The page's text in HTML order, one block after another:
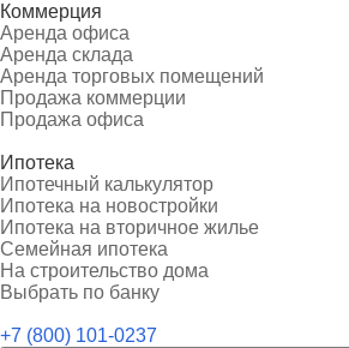
Коммерция
Аренда офиса
Аренда склада
Аренда торговых помещений
Продажа коммерции
Продажа офиса
Ипотека
Ипотечный калькулятор
Ипотека на новостройки
Ипотека на вторичное жилье
Семейная ипотека
На строительство дома
Выбрать по банку
+7 (800) 101-0237